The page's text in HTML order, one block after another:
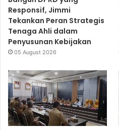
Responsif, Jimmi
Tekankan Peran Strategis
Tenaga Ahli dalam
Penyusunan Kebijakan
05 August 2026